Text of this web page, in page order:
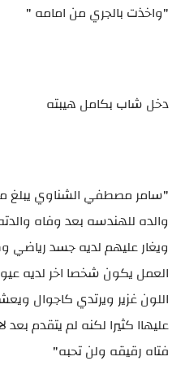
"واخذت بالجري من امامه "
دخل شاب بكامل هيبته
والده للهندسه بعد وفاه
ويغار عليهم لديه جسد رياضي
العمل يكون شخصا اخر لديه
اللون غزير ويرتدي كاجوال
عليهاا كثيرا لكنه لم يتقدم
فتاه رقيقه ولن تحبه"